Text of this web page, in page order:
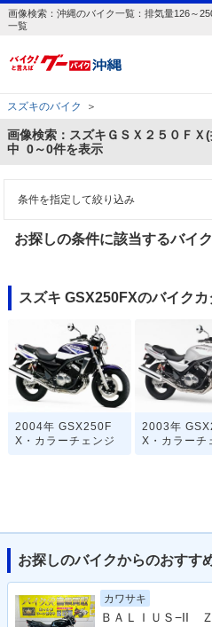
画像検索：沖縄のバイク一覧：排気量126～
一覧
スズキのバイク ＞
画像検索：スズキＧＳＸ２５０Ｆ
中 0～0件を表示
条件を指定して絞り込み
お探しの条件に該当するバイ
スズキ GSX250FXのバイクカ
2004年 GSX250F
X・カラーチェンジ
2003年
X・カラーチ
お探しのバイクからのおすす
カワサキ